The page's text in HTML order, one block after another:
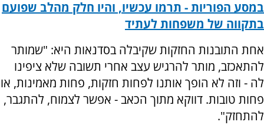
במסע הפוריות - תרמו עכשיו, והיו חלק מהלב שפועם
בתקווה של משפחות לעתיד
אחת התובנות החזקות שקיבלה בסדנאות היא: "שמותר
להתאכזב, מותר להרגיש עצב אחרי תשובה שלא ציפינו
לה - וזה לא הופך אותנו לפחות חזקות, פחות מאמינות, או
פחות טובות. דווקא מתוך הכאב - אפשר לצמוח, להתגבר,
להתחזק".